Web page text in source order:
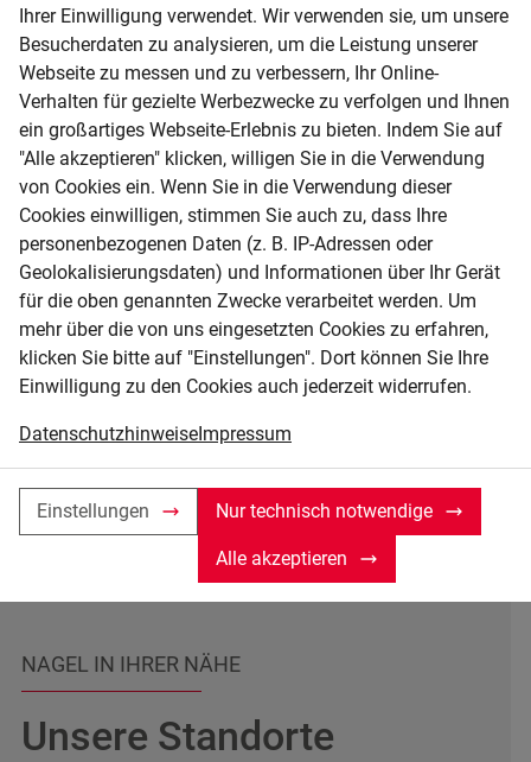
Nagelplus
Finanzierung
Miete, Leasing, oder
Ratenzahlung – Sie haben die
Wahl.
Wir
NAGEL IN IHRER NÄHE
Unsere Standorte
Ihrer Einwilligung verwendet. Wir verwenden sie, um unsere
Besucherdaten zu analysieren, um die Leistung unserer
Webseite zu messen und zu verbessern, Ihr Online-
Verhalten für gezielte Werbezwecke zu verfolgen und Ihnen
ein großartiges Webseite-Erlebnis zu bieten. Indem Sie auf
"Alle akzeptieren" klicken, willigen Sie in die Verwendung
von Cookies ein. Wenn Sie in die Verwendung dieser
Cookies einwilligen, stimmen Sie auch zu, dass Ihre
personenbezogenen Daten (z. B. IP-Adressen oder
Geolokalisierungsdaten) und Informationen über Ihr Gerät
für die oben genannten Zwecke verarbeitet werden. Um
mehr über die von uns eingesetzten Cookies zu erfahren,
klicken Sie bitte auf "Einstellungen". Dort können Sie Ihre
Einwilligung zu den Cookies auch jederzeit widerrufen.
DatenschutzhinweiseImpressum
Einstellungen Nur technisch notwendige
Alle akzeptieren